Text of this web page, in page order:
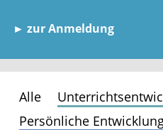
► zur Anmeldung
Alle
Persönliche